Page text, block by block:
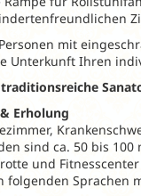
mit
Unterkunft Ihren
traditionsreiche
Erholung
sind ca. 50 bis
und
folgenden Sprachen